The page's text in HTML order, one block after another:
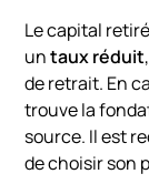
Le capital
untaux réduit
de retrait. En
trouve la
source. Il est
de choisir son